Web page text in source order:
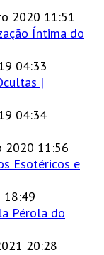
2020 11:51
Íntima do
04:33
|
04:34
2020 11:56
Esotéricos e
18:49
Pérola do
20:28